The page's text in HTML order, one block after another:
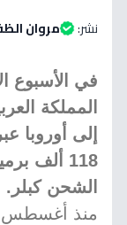
نشر: مروان
في الأسبوع
المملكة
إلى أوروبا
118 ألف
الشحن كبلر.